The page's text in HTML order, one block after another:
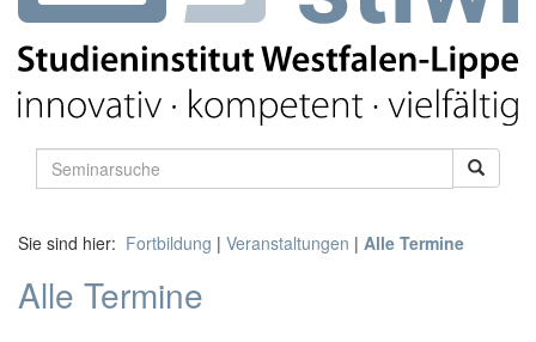
Sie sind hier: Fortbildung | Veranstaltungen | Alle Termine
Alle Termine